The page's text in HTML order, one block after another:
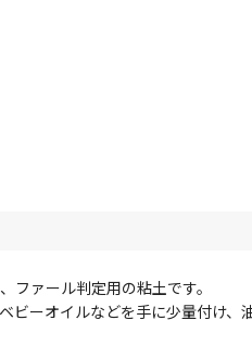
ファール判定用の粘土です。
ビーオイルなどを手に少量付け、